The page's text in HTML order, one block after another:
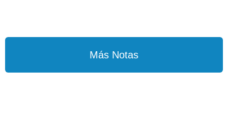
Más Notas